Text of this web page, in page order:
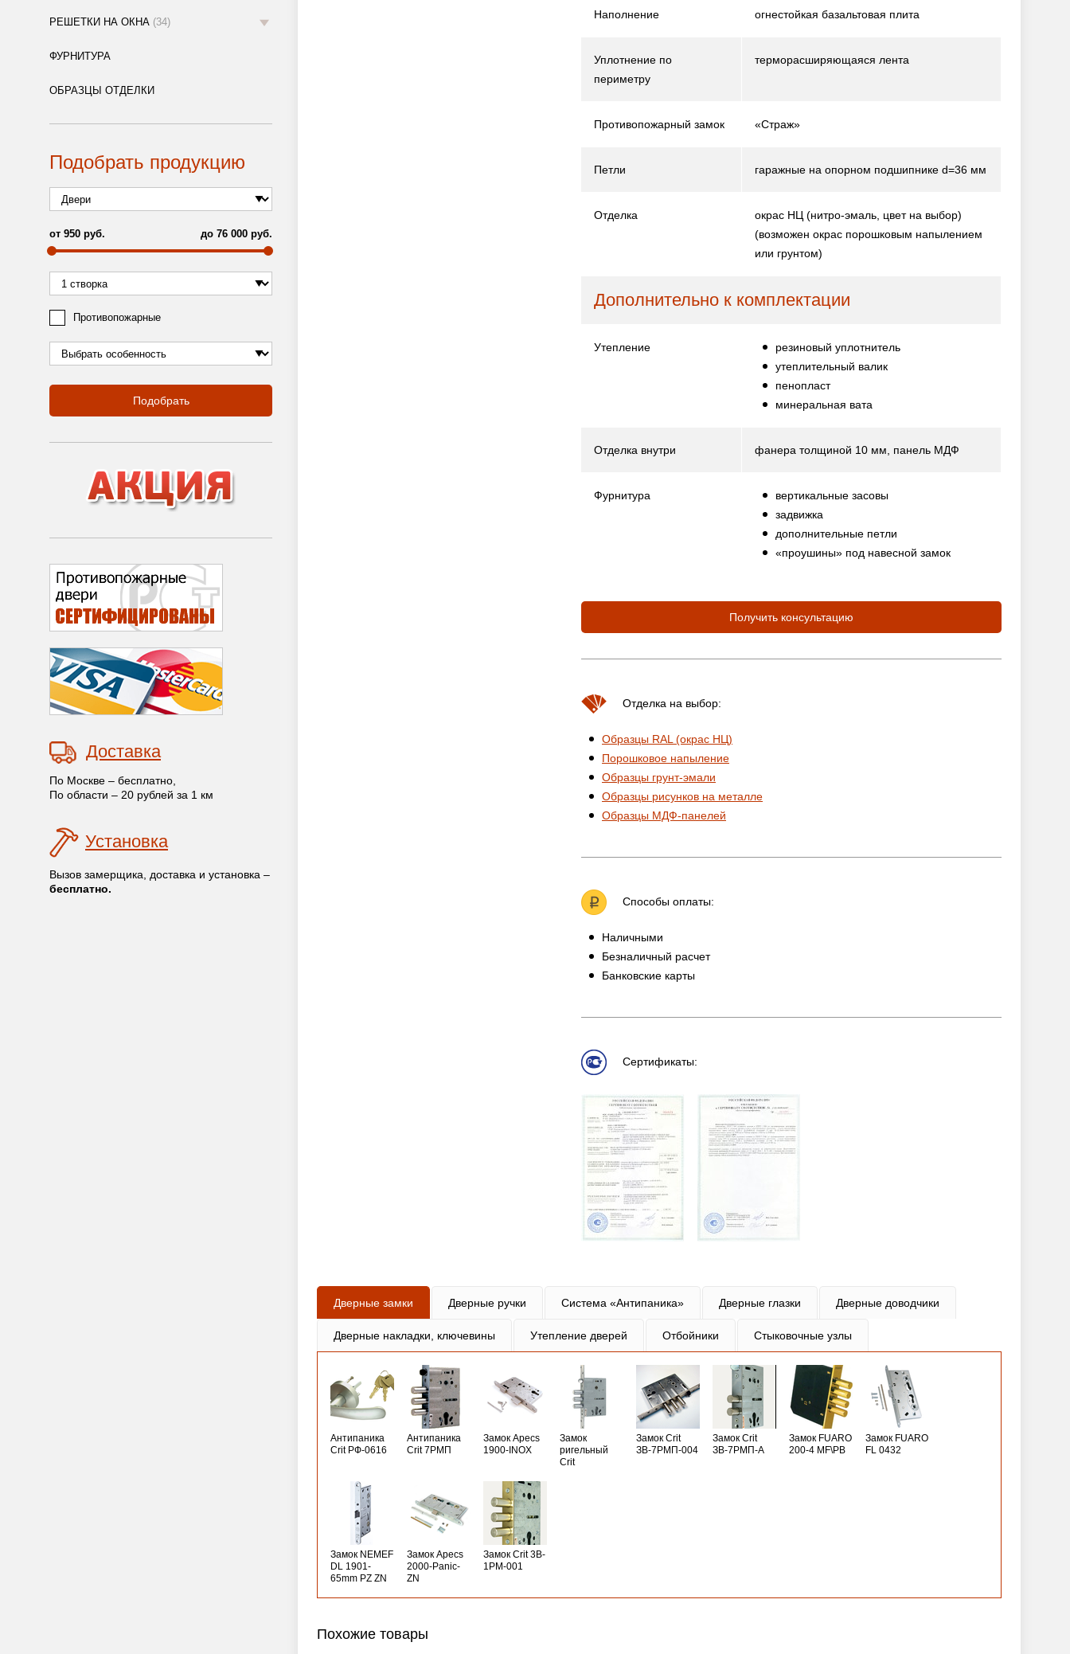
РЕШЕТКИ НА ОКНА (34)
ФУРНИТУРА
ОБРАЗЦЫ ОТДЕЛКИ
Подобрать продукцию
от 950 руб. до 76 000 руб.
Противопожарные
Подобрать
Доставка
По Москве – бесплатно,
По области – 20 рублей за 1 км
Установка
Вызов замерщика, доставка и установка –
бесплатно.
Наполнение огнестойкая базальтовая плита
Уплотнение по
периметру
терморасширяющаяся лента
Противопожарный замок «Страж»
Петли гаражные на опорном подшипнике d=36 мм
Отделка
окрас НЦ (нитро-эмаль, цвет на выбор)
(возможен окрас порошковым напылением
или грунтом)
Дополнительно к комплектации
Утепление
резиновый уплотнитель
утеплительный валик
пенопласт
минеральная вата
Отделка внутри фанера толщиной 10 мм, панель МДФ
Фурнитура
вертикальные засовы
задвижка
дополнительные петли
«проушины» под навесной замок
Получить консультацию
Отделка на выбор:
Образцы RAL (окрас НЦ)
Порошковое напыление
Образцы грунт-эмали
Образцы рисунков на металле
Образцы МДФ-панелей
Способы оплаты:
Наличными
Безналичный расчет
Банковские карты
Сертификаты:
Дверные замки Дверные ручки Система «Антипаника» Дверные глазки Дверные доводчики
Дверные накладки, ключевины Утепление дверей Отбойники Стыковочные узлы
Антипаника
Crit РФ-0616
Антипаника
Crit 7РМП
Замок Apecs
1900-INOX
Замок
ригельный
Crit
Замок Crit
ЗВ-7РМП-004
Замок Crit
ЗВ-7РМП-А
Замок FUARO
200-4 MF\РВ
Замок FUARO
FL 0432
Замок NEMEF
DL 1901-
65mm PZ ZN
Замок Apecs
2000-Panic-
ZN
Замок Crit 3B-
1PM-001
Похожие товары